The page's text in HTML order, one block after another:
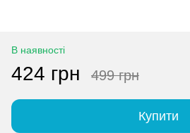
В наявності
424 грн 499 грн
Купити